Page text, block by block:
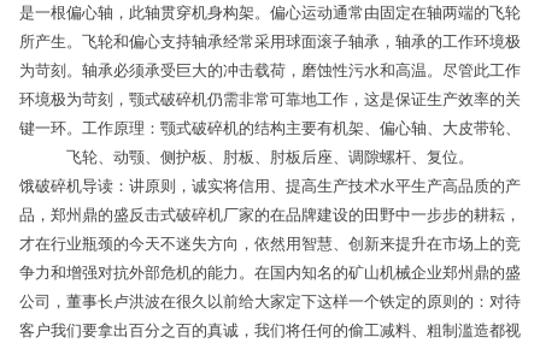
是一根偏心轴，此轴贯穿机身构架。偏心运动通常由固定在轴两端的飞轮
所产生。飞轮和偏心支持轴承经常采用球面滚子轴承，轴承的工作环境极
为苛刻。轴承必须承受巨大的冲击载荷，磨蚀性污水和高温。尽管此工作
环境极为苛刻，颚式破碎机仍需非常可靠地工作，这是保证生产效率的关
键一环。工作原理：颚式破碎机的结构主要有机架、偏心轴、大皮带轮、
飞轮、动颚、侧护板、肘板、肘板后座、调隙螺杆、复位。
饿破碎机导读：讲原则，诚实将信用、提高生产技术水平生产高品质的产
品，郑州鼎的盛反击式破碎机厂家的在品牌建设的田野中一步步的耕耘，
才在行业瓶颈的今天不迷失方向，依然用智慧、创新来提升在市场上的竞
争力和增强对抗外部危机的能力。在国内知名的矿山机械企业郑州鼎的盛
公司，董事长卢洪波在很久以前给大家定下这样一个铁定的原则的：对待
客户我们要拿出百分之百的真诚，我们将任何的偷工减料、粗制滥造都视